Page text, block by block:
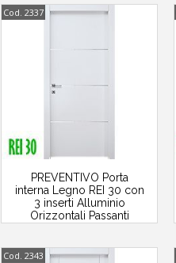
Cod. 2337
PREVENTIVO Porta
interna Legno REI 30 con
3 inserti Alluminio
Orizzontali Passanti
Cod. 2343